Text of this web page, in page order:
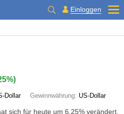
Einloggen
)
Dollar Gewinnwährung: US-Dollar
sich für heute um 6.25% verändert.